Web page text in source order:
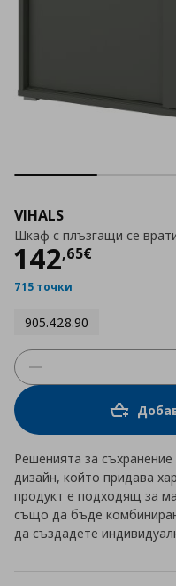
VIHALS
Шкаф с плъзгащи се
142,65€
Цена
715 точки
905.428.90
Решенията за
дизайн, който придава
продукт е подходящ за
също да бъде
да създадете